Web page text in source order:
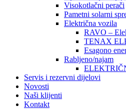
Visokotlačni perači
Pametni solarni
Električna vozila
RAVO –
TENAX
Esagono
Rabljeno/najam
Servis i rezervni dijelovi
Novosti
Naši klijenti
Kontakt